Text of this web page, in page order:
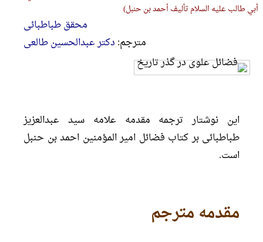
أبي طالب علیه السلام تألیف أحمد بن حنبل)
محقق طباطبائی
مترجم: دکتر عبدالحسین طالعی
این نوشتار ترجمه مقدمه علامه سید عبدالعزیز
طباطبائی بر کتاب فضائل امیر المؤمنین احمد بن حنبل
است.
مقدمه مترجم